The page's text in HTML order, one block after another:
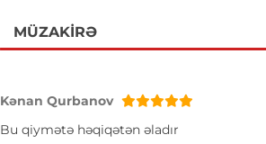
MÜZAKIRƏ
Kənan Qurbanov
Bu qiymətə həqiqətən əladır